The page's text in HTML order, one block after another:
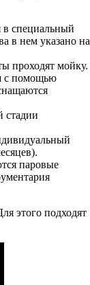
в специальный
в нем указано на
проходят мойку.
с помощью
стадии
паровые
этого подходят